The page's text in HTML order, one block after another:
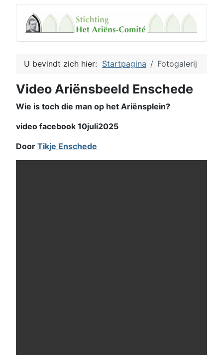
U bevindt zich hier: Startpagina Fotogalerij
Video Ariënsbeeld Enschede
Wie is toch die man op het Ariënsplein?
video facebook 10juli2025
Door Tikje Enschede